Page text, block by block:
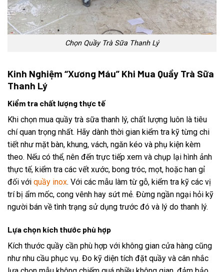
Chọn Quầy Trà Sữa Thanh Lý
Kinh Nghiệm “Xương Máu” Khi Mua Quầy Trà Sữa
Thanh Lý
Kiểm tra chất lượng thực tế
Khi chọn mua quầy trà sữa thanh lý, chất lượng luôn là tiêu
chí quan trọng nhất. Hãy dành thời gian kiểm tra kỹ từng chi
tiết như mặt bàn, khung, vách, ngăn kéo và phụ kiện kèm
theo. Nếu có thể, nên đến trực tiếp xem và chụp lại hình ảnh
thực tế, kiểm tra các vết xước, bong tróc, mọt, hoặc han gỉ
đối với quầy inox. Với các mẫu làm từ gỗ, kiểm tra kỹ các vị
trí bị ẩm mốc, cong vênh hay sứt mẻ. Đừng ngần ngại hỏi kỹ
người bán về tình trạng sử dụng trước đó và lý do thanh lý.
Lựa chọn kích thước phù hợp
Kích thước quầy cần phù hợp với không gian cửa hàng cũng
như nhu cầu phục vụ. Đo kỹ diện tích đặt quầy và cân nhắc